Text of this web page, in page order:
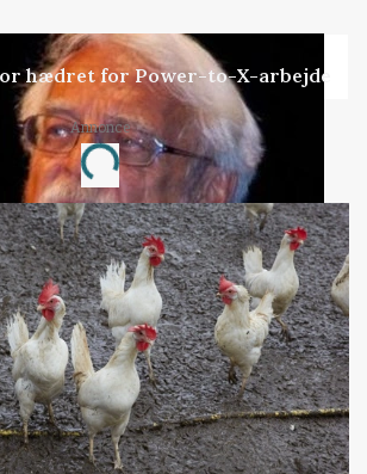
hædret for Power-to-X-arbejde
Annonce
Loading...